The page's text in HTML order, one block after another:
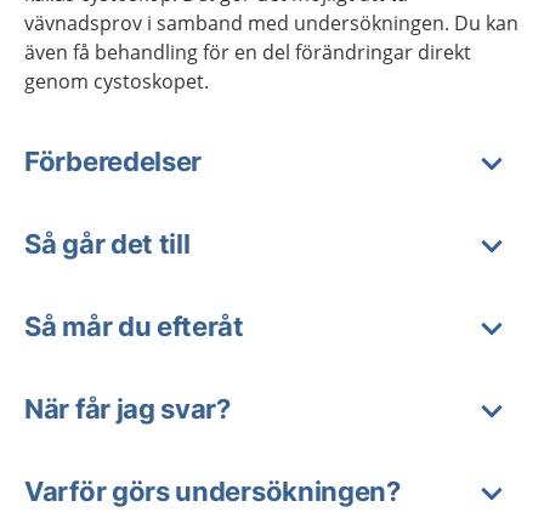
vävnadsprov i samband med undersökningen. Du kan
även få behandling för en del förändringar direkt
genom cystoskopet.
Förberedelser
Så går det till
Så mår du efteråt
När får jag svar?
Varför görs undersökningen?